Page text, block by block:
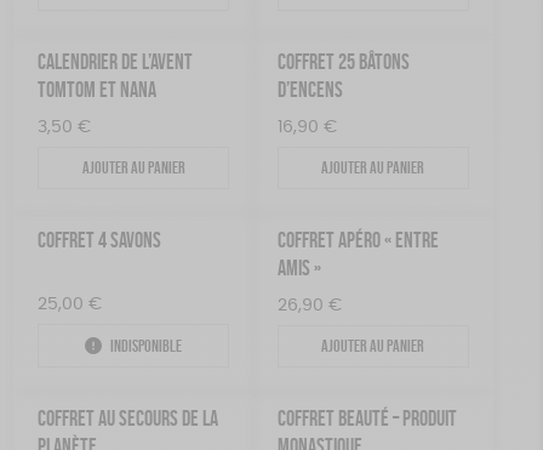
CALENDRIER DE L’AVENT
TOMTOM ET NANA
3,50 €
Ajouter au panier
COFFRET 25 BÂTONS
D’ENCENS
16,90 €
Ajouter au panier
COFFRET 4 SAVONS
25,00 €
Indisponible
COFFRET APÉRO « ENTRE
AMIS »
26,90 €
Ajouter au panier
COFFRET AU SECOURS DE LA
COFFRET BEAUTÉ – PRODUIT